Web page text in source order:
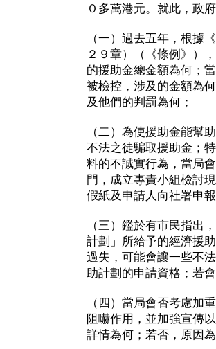
０多萬港元。就此，政
（一）過去五年，根據
２９章）（《條例》）
的援助金總金額為何；
被檢控，涉及的金額為
及他們的判罰為何；
（二）為使援助金能幫
不法之徒騙取援助金；
料的不誠實行為，當局
門，成立專責小組檢討
假紙及申請人向社署申
（三）鑑於有市民指出
計劃」所給予的經濟援
過失，可能會讓一些不
助計劃的申請資格；若
（四）當局會否考慮加
阻嚇作用，並加強宣傳
詳情為何；若否，原因